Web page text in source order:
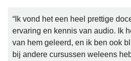
“Ik vond het een heel prettige
ervaring en kennis van audio. Ik
van hem geleerd, en ik ben ook
bij andere cursussen weleens